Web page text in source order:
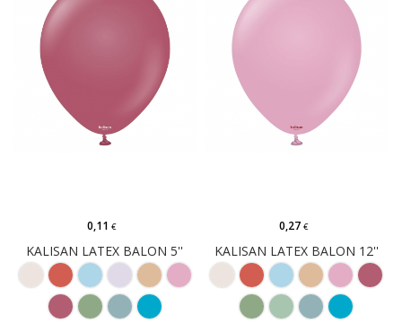
KALISAN LATEX BALON 5''
0,11€
KALISAN LATEX BALON 12''
0,27 €